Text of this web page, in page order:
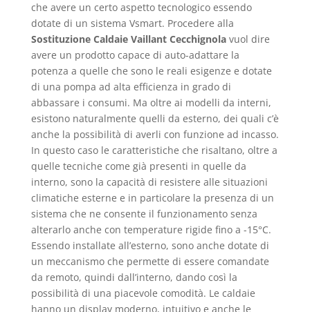
che avere un certo aspetto tecnologico essendo
dotate di un sistema Vsmart. Procedere alla
Sostituzione Caldaie Vaillant Cecchignolavuol dire
avere un prodotto capace di auto-adattare la
potenza a quelle che sono le reali esigenze e dotate
di una pompa ad alta efficienza in grado di
abbassare i consumi. Ma oltre ai modelli da interni,
esistono naturalmente quelli da esterno, dei quali c’è
anche la possibilità di averli con funzione ad incasso.
In questo caso le caratteristiche che risaltano, oltre a
quelle tecniche come già presenti in quelle da
interno, sono la capacità di resistere alle situazioni
climatiche esterne e in particolare la presenza di un
sistema che ne consente il funzionamento senza
alterarlo anche con temperature rigide fino a -15°C.
Essendo installate all’esterno, sono anche dotate di
un meccanismo che permette di essere comandate
da remoto, quindi dall’interno, dando così la
possibilità di una piacevole comodità. Le caldaie
hanno un display moderno, intuitivo e anche le